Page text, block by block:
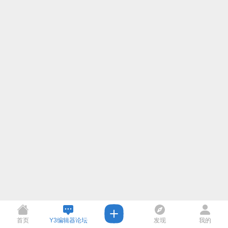
首页 Y3编辑器论坛 发现 我的